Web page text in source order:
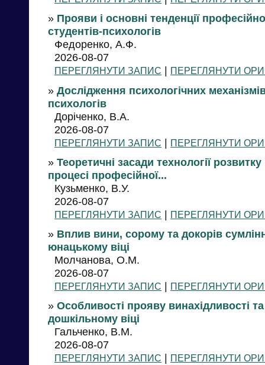
» Прояви і основні тенденції
студентів-психологів
Федоренко, А.Ф.
2026-08-07
ПЕРЕГЛЯНУТИ ЗАПИС | ПЕРЕГЛЯНУТИ
» Дослідження психологічних
психологів
Доріченко, В.А.
2026-08-07
ПЕРЕГЛЯНУТИ ЗАПИС | ПЕРЕГЛЯНУТИ
» Теоретичні засади технології
процесі професійної...
Кузьменко, В.У.
2026-08-07
ПЕРЕГЛЯНУТИ ЗАПИС | ПЕРЕГЛЯНУТИ
» Вплив вини, сорому та докорів
юнацькому віці
Молчанова, О.М.
2026-08-07
ПЕРЕГЛЯНУТИ ЗАПИС | ПЕРЕГЛЯНУТИ
» Особливості прояву винахідливості
дошкільному віці
Гальченко, В.М.
2026-08-07
ПЕРЕГЛЯНУТИ ЗАПИС | ПЕРЕГЛЯНУТИ